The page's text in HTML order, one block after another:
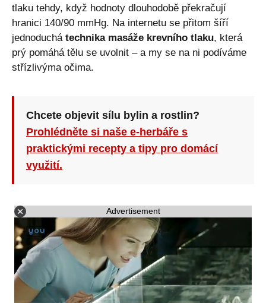
tlaku tehdy, když hodnoty dlouhodobě překračují
hranici 140/90 mmHg. Na internetu se přitom šíří
jednoduchá technika masáže krevního tlaku, která
prý pomáhá tělu se uvolnit – a my se na ni podíváme
střízlivýma očima.
Chcete objevit sílu bylin a rostlin?
Prohlédněte si naše e-herbáře s
praktickými recepty a tipy pro domácí
využití.
Advertisement